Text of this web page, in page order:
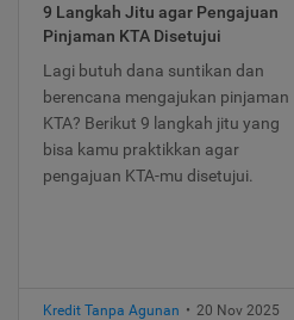
9 Langkah Jitu agar Pengajuan
Pinjaman KTA Disetujui
Lagi butuh dana suntikan dan
berencana mengajukan pinjaman
KTA? Berikut 9 langkah jitu yang
bisa kamu praktikkan agar
pengajuan KTA-mu disetujui.
Kredit Tanpa Agunan • 20 Nov 2025